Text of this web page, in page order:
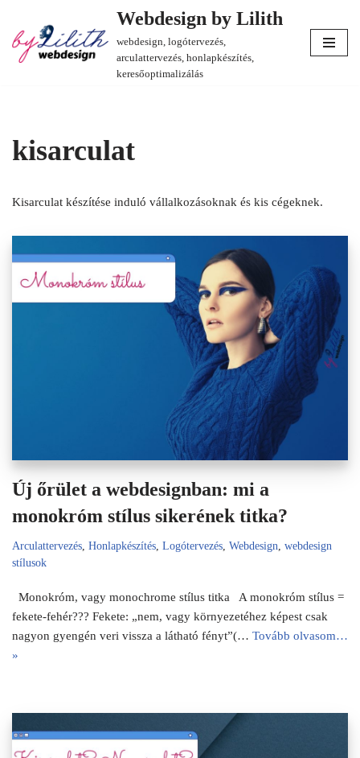
Skip
to
Webdesign by Lilith
webdesign, logótervezés,
arculattervezés, honlapkészítés,
keresőoptimalizálás
kisarculat
Kisarculat készítése induló vállalkozásoknak és kis cégeknek.
Új őrület a webdesignban: mi a
monokróm stílus sikerének titka?
Arculattervezés Honlapkészítés Logótervezés Webdesign webdesign
stílusok
Monokróm, vagy monochrome stílus titka A monokróm stílus =
fekete-fehér??? Fekete: „nem, vagy környezetéhez képest csak
nagyon gyengén veri vissza a látható fényt”(… Tovább olvasom…
»